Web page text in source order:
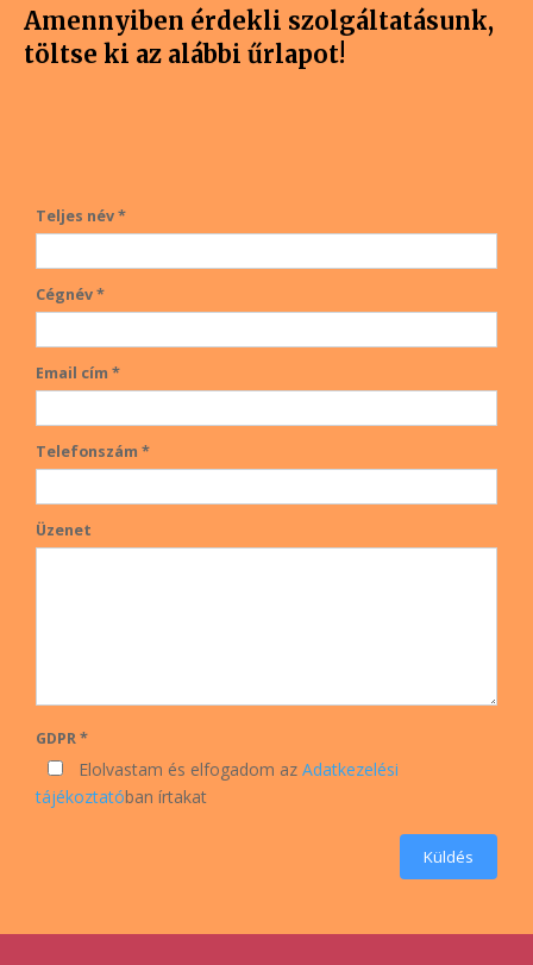
Amennyiben érdekli szolgáltatásunk,
töltse ki az alábbi űrlapot!
Teljes név *
Cégnév *
Email cím *
Telefonszám *
Üzenet
GDPR *
Elolvastam és elfogadom az Adatkezelési
tájékoztatóban írtakat
Küldés